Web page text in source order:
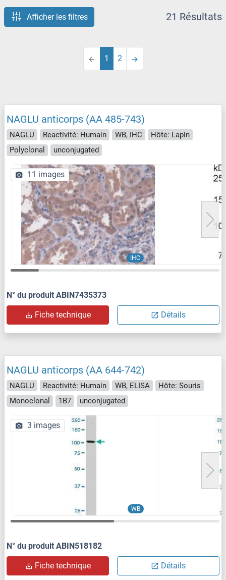
Afficher les filtres 21 Résultats
1 2
NAGLU anticorps (AA 485-743)
NAGLU Reactivité: Humain WB, IHC
Hôte: Lapin
Polyclonal
unconjugated
IHC
11 images
N° du produit ABIN7435373
Fiche technique Détails
NAGLU anticorps (AA 644-742)
NAGLU Reactivité: Humain WB, ELISA
Hôte: Souris
Monoclonal
1B7 unconjugated
WB
3 images
N° du produit ABIN518182
Fiche technique Détails